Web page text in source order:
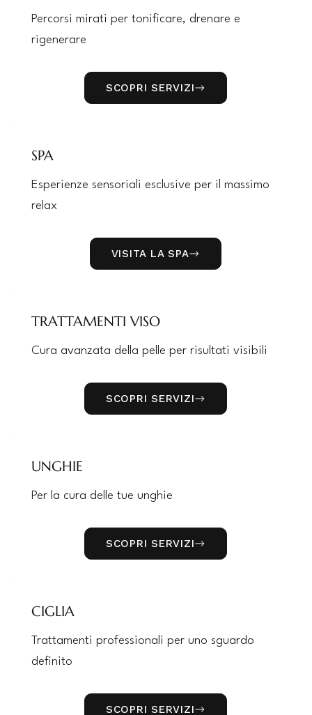
Percorsi mirati per tonificare, drenare e
rigenerare
SCOPRI SERVIZI
SPA
Esperienze sensoriali esclusive per il massimo
relax
VISITA LA SPA
TRATTAMENTI VISO
Cura avanzata della pelle per risultati visibili
SCOPRI SERVIZI
UNGHIE
Per la cura delle tue unghie
SCOPRI SERVIZI
CIGLIA
Trattamenti professionali per uno sguardo
definito
SCOPRI SERVIZI